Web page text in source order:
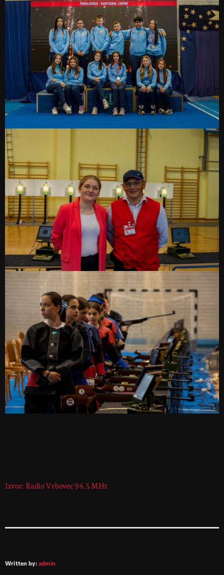
Izvor: Radio Vrbovec 94.5 MHz
Written by: admin